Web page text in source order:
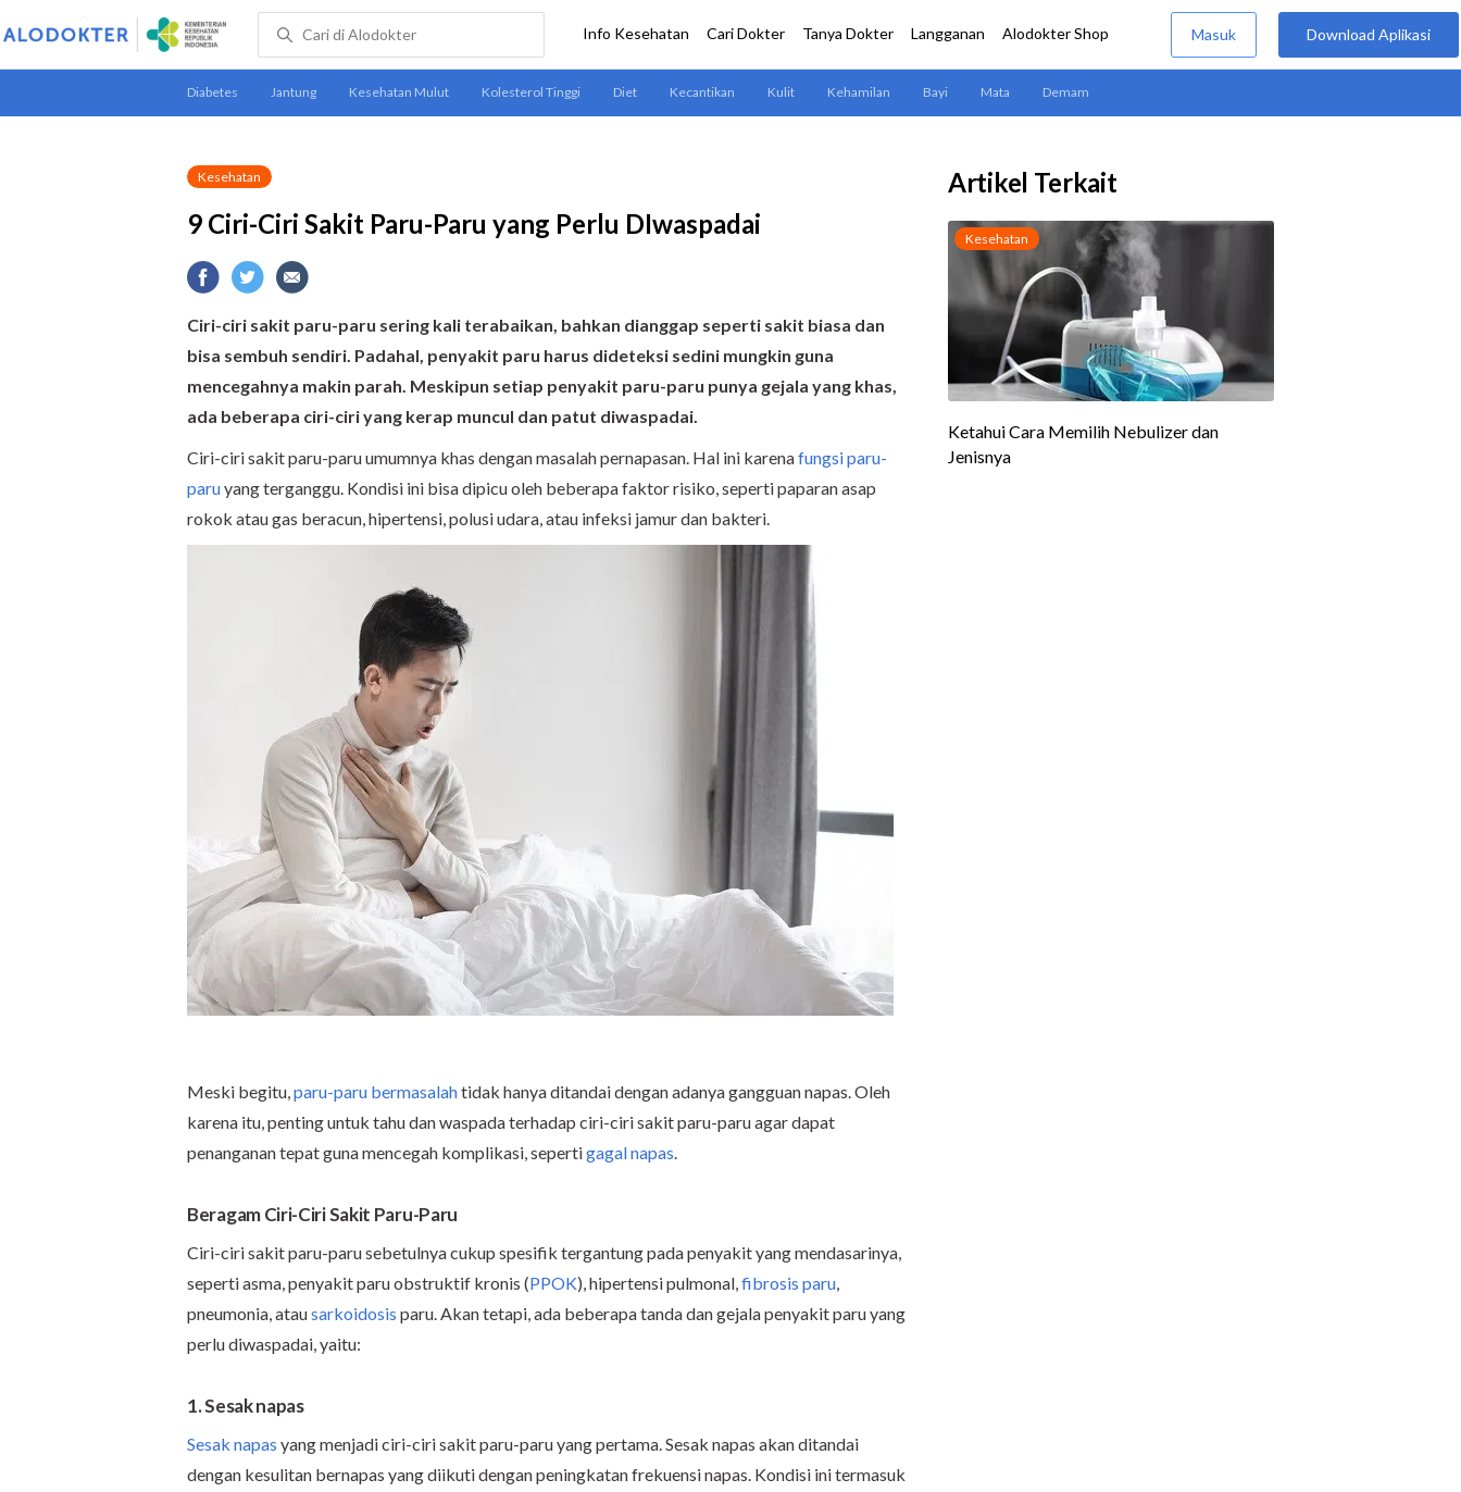
Kesehatan
9 Ciri-Ciri Sakit Paru-Paru yang Perlu DIwaspadai
Ciri-ciri sakit paru-paru sering kali terabaikan, bahkan dianggap seperti sakit biasa dan
bisa sembuh sendiri. Padahal, penyakit paru harus dideteksi sedini mungkin guna
mencegahnya makin parah. Meskipun setiap penyakit paru-paru punya gejala yang khas,
ada beberapa ciri-ciri yang kerap muncul dan patut diwaspadai.
Ciri-ciri sakit paru-paru umumnya khas dengan masalah pernapasan. Hal ini karenafungsi paru-
paruyang terganggu. Kondisi ini bisa dipicu oleh beberapa faktor risiko, seperti paparan asap
rokok atau gas beracun, hipertensi, polusi udara, atau infeksi jamur dan bakteri.
Meski begitu,paru-paru bermasalahtidak hanya ditandai dengan adanya gangguan napas. Oleh
karena itu, penting untuk tahu dan waspada terhadap ciri-ciri sakit paru-paru agar dapat
penanganan tepat guna mencegah komplikasi, sepertigagal napas.
Beragam Ciri-Ciri Sakit Paru-Paru
Ciri-ciri sakit paru-paru sebetulnya cukup spesifik tergantung pada penyakit yang mendasarinya,
seperti asma, penyakit paru obstruktif kronis (PPOK), hipertensi pulmonal,fibrosis paru,
pneumonia, atausarkoidosis paru. Akan tetapi, ada beberapa tanda dan gejala penyakit paru yang
perlu diwaspadai, yaitu:
1. Sesak napas
Sesak napas yang menjadi ciri-ciri sakit paru-paru yang pertama. Sesak napas akan ditandai
dengan kesulitan bernapas yang diikuti dengan peningkatan frekuensi napas. Kondisi ini termasuk
Artikel Terkait